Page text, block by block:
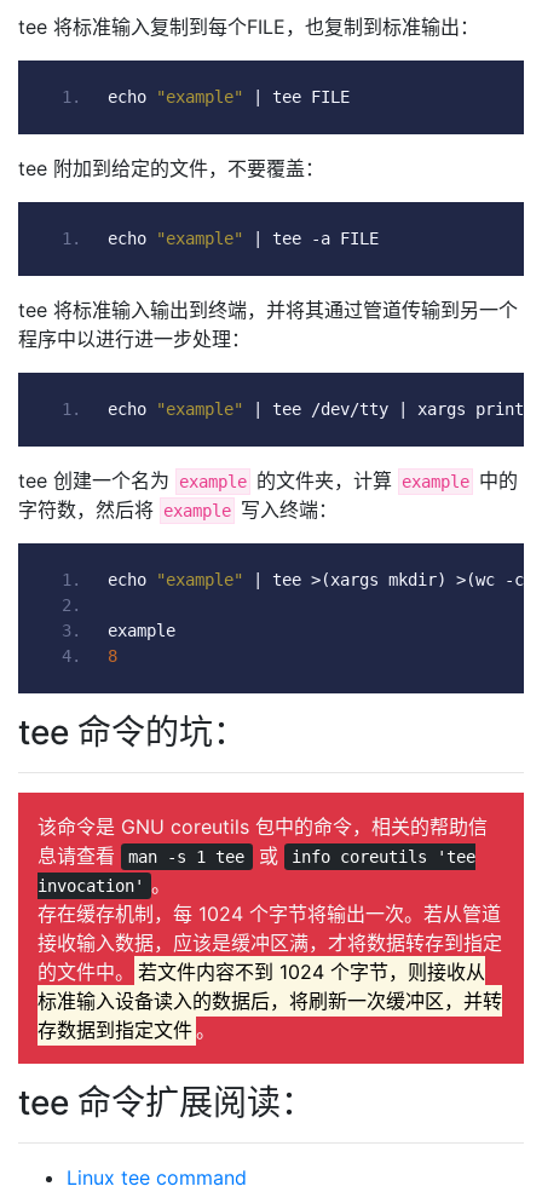
tee 将标准输入复制到每个FILE，也复制到标准输出：
echo "example" tee FILE
tee 附加到给定的文件，不要覆盖：
echo "example" tee -a FILE
tee 将标准输入输出到终端，并将其通过管道传输到另一个
程序中以进行进一步处理：
echo "example" tee /dev/tty xargs printf
tee 创建一个名为 example 的文件夹，计算 example 中的
字符数，然后将 example 写入终端：
echo "example" tee >(xargs mkdir) >(wc -c
example
8
tee 命令的坑：
该命令是 GNU coreutils 包中的命令，相关的帮助信
息请查看
man -s 1 tee 或
info coreutils 'tee
invocation' 。
存在缓存机制，每 1024 个字节将输出一次。若从管道
接收输入数据，应该是缓冲区满，才将数据转存到指定
的文件中。
若文件内容不到 1024 个字节，则接收从
标准输入设备读入的数据后，将刷新一次缓冲区，并转
存数据到指定文件。
tee 命令扩展阅读：
Linux tee command